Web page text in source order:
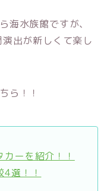
海水族館ですが、
出が新しくて楽し
ら！！
ーを紹介！！
選！！